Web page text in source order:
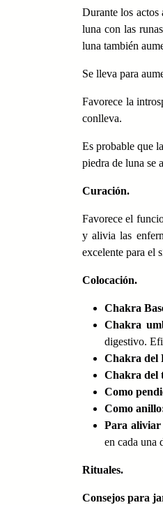
Durante los actos
luna con las
luna también
Se lleva para
Favorece la
conlleva.
Es probable que
piedra de luna se
Curación.
Favorece el
y alivia las
excelente para el
Colocación.
Chakra
Chakra
digestivo.
Chakra del
Chakra del
Como
Como
Para aliviar
en cada una
Rituales.
Consejos para